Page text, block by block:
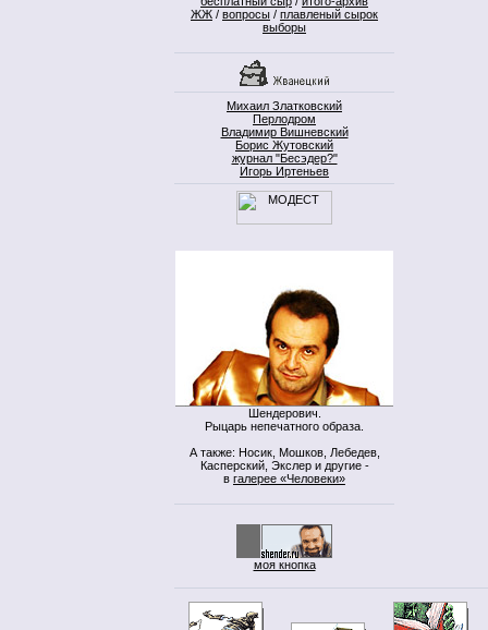
ЖЖ / вопросы / плавленый сырок
выборы
Михаил Златковский
Перлодром
Владимир Вишневский
Борис Жутовский
журнал "Бесэдер?"
Игорь Иртеньев
Шендерович.
Рыцарь непечатного образа.
А также: Носик, Мошков, Лебедев,
Касперский, Экслер и другие -
в галерее «Человеки»
моя кнопка